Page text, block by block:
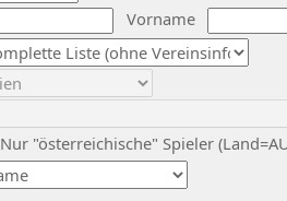
Vorname
Nur "österreichische" Spieler